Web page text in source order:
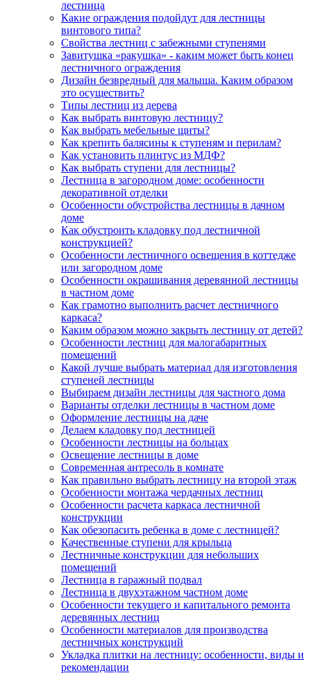
лестница
Какие ограждения подойдут для лестницы
винтового типа?
Свойства лестниц с забежными ступенями
Завитушка «ракушка» - каким может быть конец
лестничного ограждения
Дизайн безвредный для малыша. Каким образом
это осуществить?
Типы лестниц из дерева
Как выбрать винтовую лестницу?
Как выбрать мебельные щиты?
Как крепить балясины к ступеням и перилам?
Как установить плинтус из МДФ?
Как выбрать ступени для лестницы?
Лестница в загородном доме: особенности
декоративной отделки
Особенности обустройства лестницы в дачном
доме
Как обустроить кладовку под лестничной
конструкцией?
Особенности лестничного освещения в коттедже
или загородном доме
Особенности окрашивания деревянной лестницы
в частном доме
Как грамотно выполнить расчет лестничного
каркаса?
Каким образом можно закрыть лестницу от детей?
Особенности лестниц для малогабаритных
помещений
Какой лучше выбрать материал для изготовления
ступеней лестницы
Выбираем дизайн лестницы для частного дома
Варианты отделки лестницы в частном доме
Оформление лестницы на даче
Делаем кладовку под лестницей
Особенности лестницы на больцах
Освещение лестницы в доме
Современная антресоль в комнате
Как правильно выбрать лестницу на второй этаж
Особенности монтажа чердачных лестниц
Особенности расчета каркаса лестничной
конструкции
Как обезопасить ребенка в доме с лестницей?
Качественные ступени для крыльца
Лестничные конструкции для небольших
помещений
Лестница в гаражный подвал
Лестница в двухэтажном частном доме
Особенности текущего и капитального ремонта
деревянных лестниц
Особенности материалов для производства
лестничных конструкций
Укладка плитки на лестницу: особенности, виды и
рекомендации